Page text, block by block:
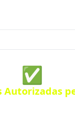
✅
Autorizadas